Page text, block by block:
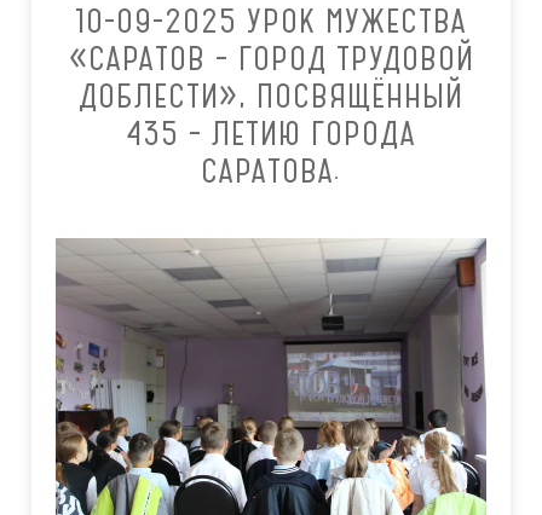
10-09-2025 УРОК МУЖЕСТВА
«САРАТОВ – ГОРОД ТРУДОВОЙ
ДОБЛЕСТИ», ПОСВЯЩЁННЫЙ
435 – ЛЕТИЮ ГОРОДА
САРАТОВА.